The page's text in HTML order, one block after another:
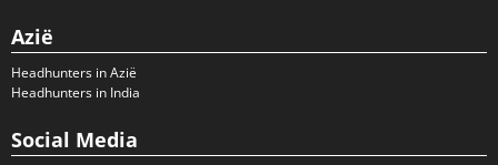
Azië
Headhunters in Azië
Headhunters in India
Social Media